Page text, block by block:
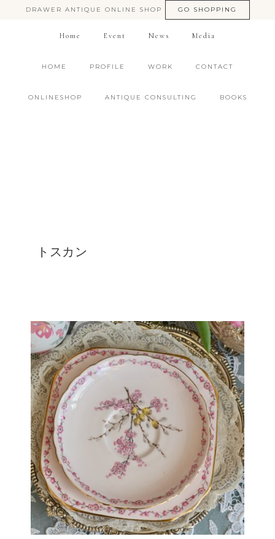
DRAWER ANTIQUE ONLINE SHOP GO SHOPPING
Home Event News Media
HOME PROFILE WORK CONTACT
ONLINESHOP ANTIQUE CONSULTING BOOKS
トスカン